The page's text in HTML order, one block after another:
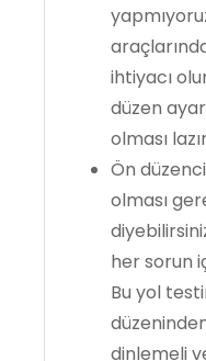
ihtiyacı
düzen
olması
Ön
olması
her sorun
Bu yol
dinlemeli